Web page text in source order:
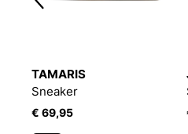
TAMARIS
Sneaker
€ 69,95